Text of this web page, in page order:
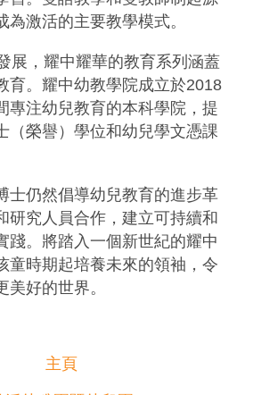
為激活的主要教學模式。
展，耀中耀華的教育系列涵蓋
育。耀中幼教學院成立於2018
專注幼兒教育的本科學院，提
（榮譽）學位和幼兒學文憑課
士仍然倡導幼兒教育的進步革
研究人員合作，建立可持續和
踐。將踏入一個新世紀的耀中
童時期起培養未來的領袖，令
美好的世界。
主頁